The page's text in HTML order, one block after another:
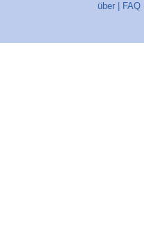
über FAQ